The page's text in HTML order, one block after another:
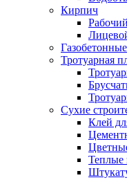
Кирпич
Рабочий
Тротуарная
Сухие
Клей
Теплые